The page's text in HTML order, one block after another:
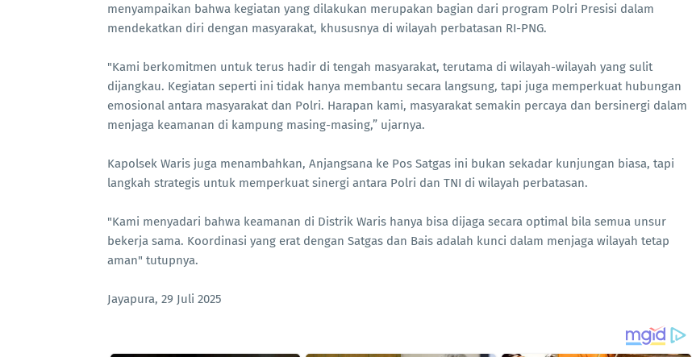
menyampaikan bahwa kegiatan yang dilakukan merupakan bagian dari program Polri Presisi dalam
mendekatkan diri dengan masyarakat, khususnya di wilayah perbatasan RI-PNG.
"Kami berkomitmen untuk terus hadir di tengah masyarakat, terutama di wilayah-wilayah yang sulit
dijangkau. Kegiatan seperti ini tidak hanya membantu secara langsung, tapi juga memperkuat hubungan
emosional antara masyarakat dan Polri. Harapan kami, masyarakat semakin percaya dan bersinergi dalam
menjaga keamanan di kampung masing-masing,” ujarnya.
Kapolsek Waris juga menambahkan, Anjangsana ke Pos Satgas ini bukan sekadar kunjungan biasa, tapi
langkah strategis untuk memperkuat sinergi antara Polri dan TNI di wilayah perbatasan.
"Kami menyadari bahwa keamanan di Distrik Waris hanya bisa dijaga secara optimal bila semua unsur
bekerja sama. Koordinasi yang erat dengan Satgas dan Bais adalah kunci dalam menjaga wilayah tetap
aman" tutupnya.
Jayapura, 29 Juli 2025